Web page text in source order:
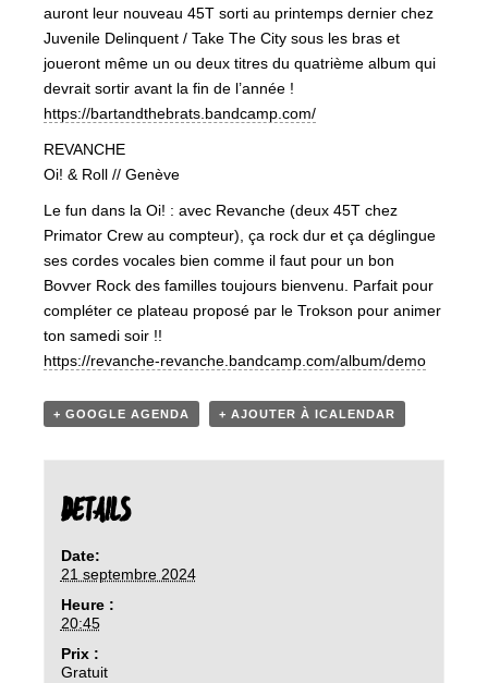
auront leur nouveau 45T sorti au printemps dernier chez
Juvenile Delinquent / Take The City sous les bras et
joueront même un ou deux titres du quatrième album qui
devrait sortir avant la fin de l’année !
https://bartandthebrats.bandcamp.com/
REVANCHE
Oi! & Roll // Genève
Le fun dans la Oi! : avec Revanche (deux 45T chez
Primator Crew au compteur), ça rock dur et ça déglingue
ses cordes vocales bien comme il faut pour un bon
Bovver Rock des familles toujours bienvenu. Parfait pour
compléter ce plateau proposé par le Trokson pour animer
ton samedi soir !!
https://revanche-revanche.bandcamp.com/album/demo
+ GOOGLE AGENDA + AJOUTER À ICALENDAR
DETAILS
Date:
21 septembre 2024
Heure :
20:45
Prix :
Gratuit